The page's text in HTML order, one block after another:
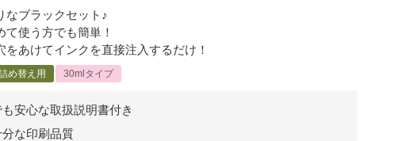
なブラックセット♪
使う方でも簡単！
あけてインクを直接注入するだけ！
め替え用 30mlタイプ
安心な取扱説明書付き
な印刷品質